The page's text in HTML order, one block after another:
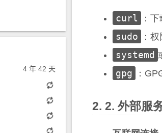
4 年 42 天
curl ：
sudo ：
systemd
gpg ：
外部服